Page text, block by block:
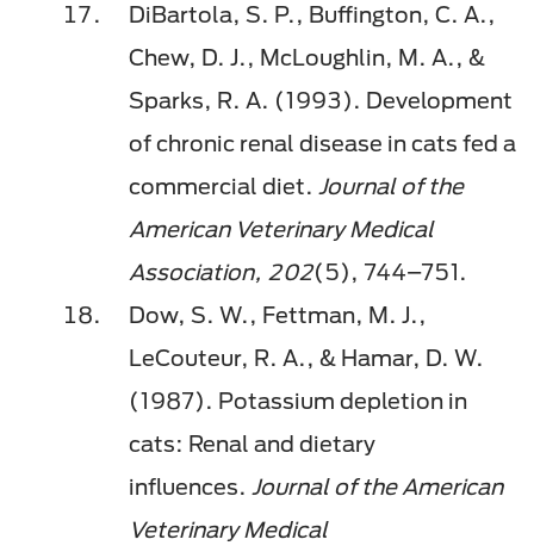
DiBartola, S. P., Buffington, C. A.,
Chew, D. J., McLoughlin, M. A., &
Sparks, R. A. (1993). Development
of chronic renal disease in cats fed a
commercial diet. Journal of the
American Veterinary Medical
Association, 202(5), 744–751.
Dow, S. W., Fettman, M. J.,
LeCouteur, R. A., & Hamar, D. W.
(1987). Potassium depletion in
cats: Renal and dietary
influences. Journal of the American
Veterinary Medical